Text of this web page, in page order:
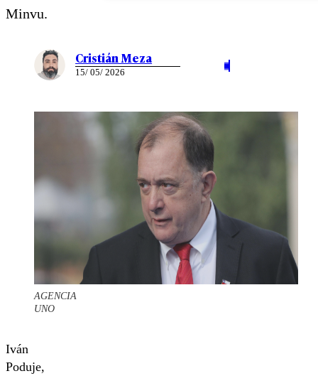
Minvu.
Cristián Meza
15/ 05/ 2026
AGENCIA
UNO
Iván
Poduje,